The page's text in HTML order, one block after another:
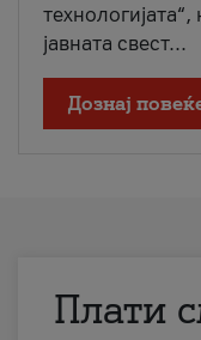
јавната свест...
Дознај
Плати